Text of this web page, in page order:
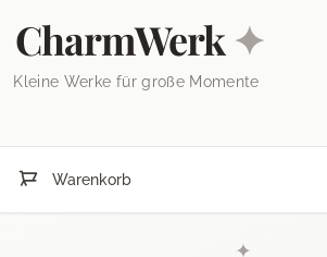
Skip to content
CharmWerk✦
Kleine Werke für große Momente
Warenkorb
✦